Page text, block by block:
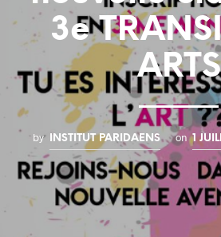
3e
ARTS
by INSTITUT PARIDAENS on 1